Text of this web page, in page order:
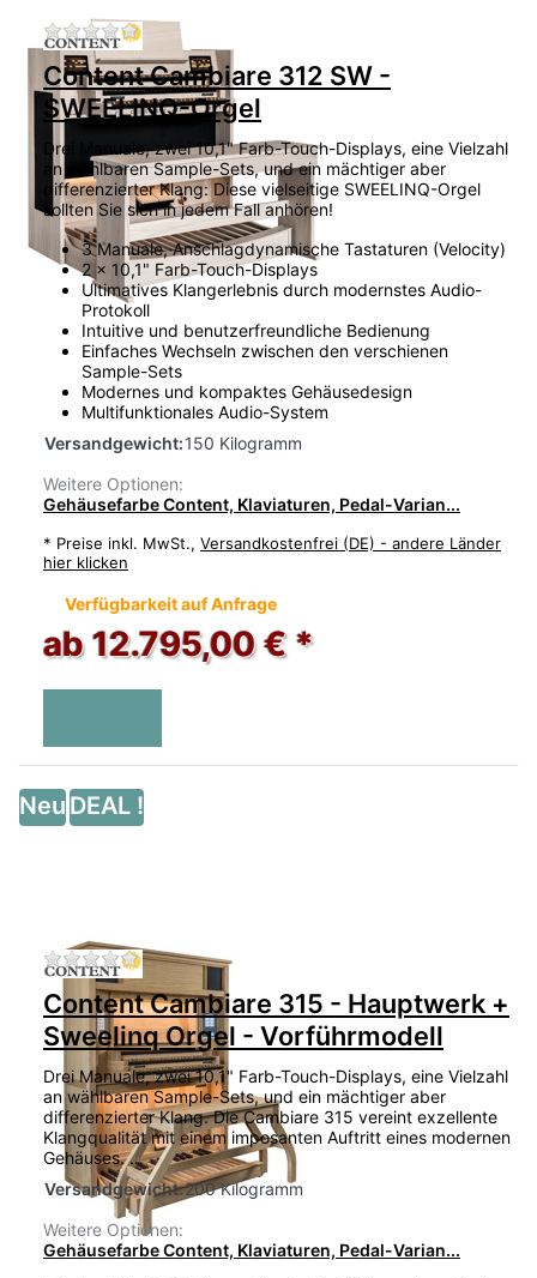
Zu diesem Produkt liegen noch keine
Content Cambiare 312 SW -
SWEELINQ-Orgel
Drei Manuale, zwei 10,1" Farb-Touch-Displays, eine Vielzahl
an wählbaren Sample-Sets, und ein mächtiger aber
differenzierter Klang: Diese vielseitige SWEELINQ-Orgel
sollten Sie sich in jedem Fall anhören!
3 Manuale, Anschlagdynamische Tastaturen (Velocity)
2 x 10,1" Farb-Touch-Displays
Ultimatives Klangerlebnis durch modernstes Audio-
Protokoll
Intuitive und benutzerfreundliche Bedienung
Einfaches Wechseln zwischen den verschienen
Sample-Sets
Modernes und kompaktes Gehäusedesign
Multifunktionales Audio-System
Versandgewicht:150 Kilogramm
Weitere Optionen:
Gehäusefarbe Content, Klaviaturen, Pedal-Varian...
* Preise inkl. MwSt., Versandkostenfrei (DE) - andere Länder
hier klicken
Verfügbarkeit auf Anfrage
ab 12.795,00 € *
Neu DEAL !
Zu diesem Produkt liegen noch keine
Content Cambiare 315 - Hauptwerk +
Sweelinq Orgel - Vorführmodell
Drei Manuale, zwei 10,1" Farb-Touch-Displays, eine Vielzahl
an wählbaren Sample-Sets, und ein mächtiger aber
differenzierter Klang. Die Cambiare 315 vereint exzellente
Klangqualität mit einem imposanten Auftritt eines modernen
Gehäuses. …
Versandgewicht:200 Kilogramm
Weitere Optionen:
Gehäusefarbe Content, Klaviaturen, Pedal-Varian...